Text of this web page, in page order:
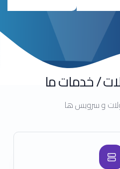
/ خدمات ما
و سرویس ها